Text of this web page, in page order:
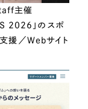
主催
2026」のスポ
援／Webサイト